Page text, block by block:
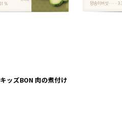
キッズBON 肉の煮付け